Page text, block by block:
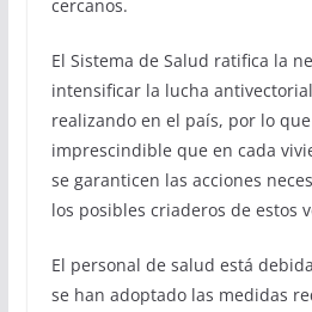
cercanos.
El Sistema de Salud ratifica la
intensificar la lucha
realizando en el país, por lo
imprescindible que en cada
se garanticen las acciones
los posibles criaderos de estos
El personal de salud está
se han adoptado las medidas